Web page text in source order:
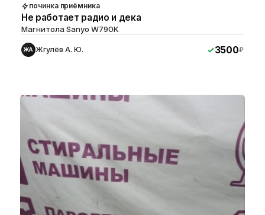
починка приёмника
Не работает радио и дека
Магнитола Sanyo W790K
ЖА Жгулёв А. Ю. 3500₽